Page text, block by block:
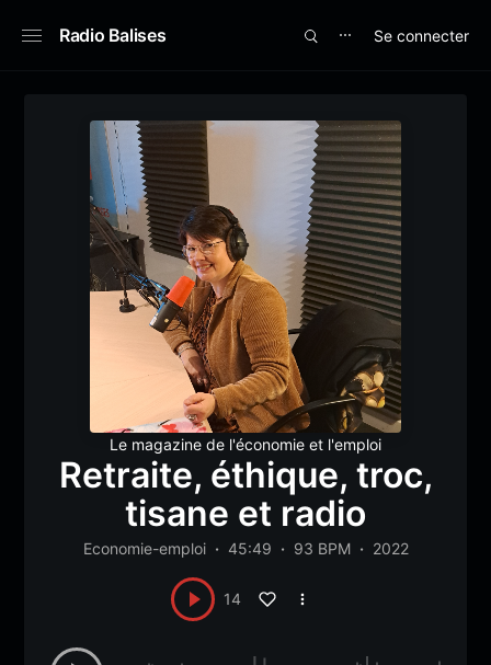
Radio Balises ⋯ Se connecter
Le magazine de l'économie et l'emploi
Retraite, éthique, troc,
tisane et radio
Economie-emploi 45:49 93 BPM 2022
14